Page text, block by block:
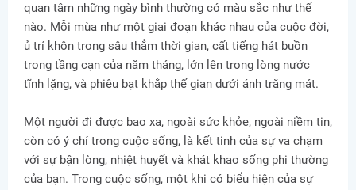
quan tâm những ngày bình thường có màu sắc như thế
nào. Mỗi mùa như một giai đoạn khác nhau của cuộc đời,
ủ trí khôn trong sâu thẳm thời gian, cất tiếng hát buồn
trong tầng cạn của năm tháng, lớn lên trong lòng nước
tĩnh lặng, và phiêu bạt khắp thế gian dưới ánh trăng mát.
Một người đi được bao xa, ngoài sức khỏe, ngoài niềm tin,
còn có ý chí trong cuộc sống, là kết tinh của sự va chạm
với sự bận lòng, nhiệt huyết và khát khao sống phi thường
của bạn. Trong cuộc sống, một khi có biểu hiện của sự